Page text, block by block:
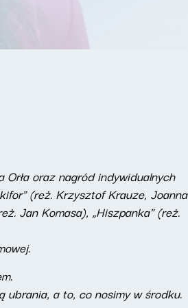
oraz nagród indywidualnych
(reż. Krzysztof Krauze, Joanna
Jan Komasa), „Hiszpanka" (reż.
a to, co nosimy w środku.